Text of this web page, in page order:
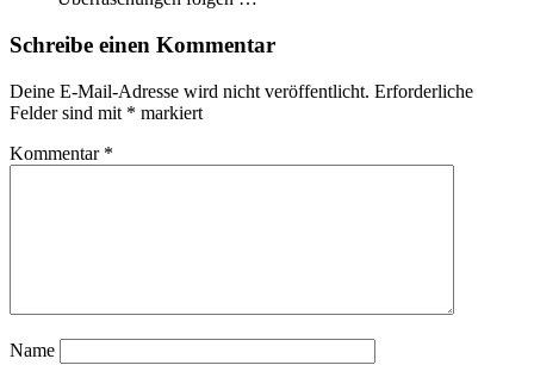
Schreibe einen Kommentar
Deine E-Mail-Adresse wird nicht veröffentlicht. Erforderliche
Felder sind mit * markiert
Kommentar *
Name